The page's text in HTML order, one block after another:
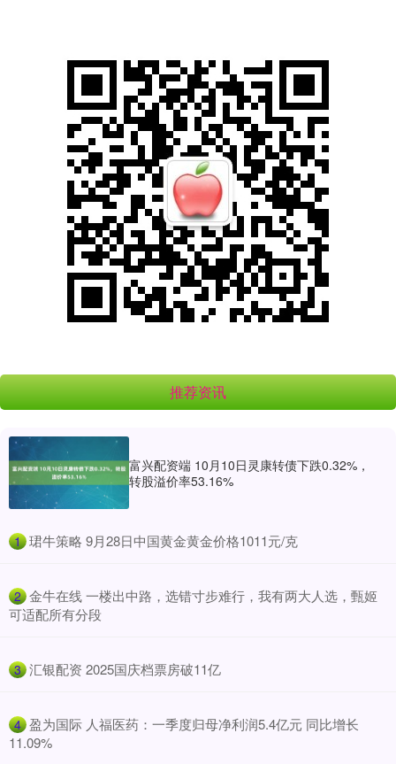
推荐资讯
富兴配资端 10月10日灵康转债下跌0.32%，
转股溢价率53.16%
1 ​珺牛策略 9月28日中国黄金黄金价格1011元/克
2 ​金牛在线 一楼出中路，选错寸步难行，我有两大人选，甄姬
可适配所有分段
3 ​汇银配资 2025国庆档票房破11亿
4 ​盈为国际 人福医药：一季度归母净利润5.4亿元 同比增长
11.09%